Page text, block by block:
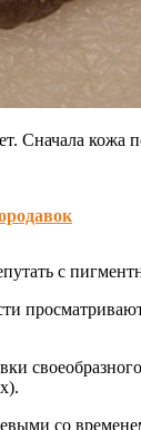
Сначала
с
со